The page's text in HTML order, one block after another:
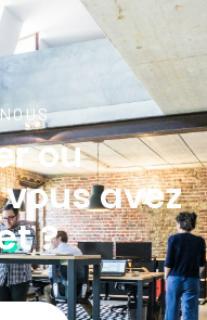
ou
avez
?